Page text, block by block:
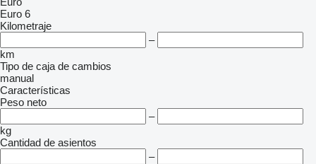
Euro 6
Kilometraje
–
km
Tipo de caja de cambios
manual
Características
Peso neto
–
kg
Cantidad de asientos
–